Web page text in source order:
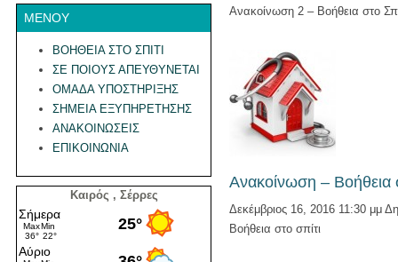
ΜΕΝΟΥ
ΒΟΗΘΕΙΑ ΣΤΟ ΣΠΙΤΙ
ΣΕ ΠΟΙΟΥΣ ΑΠΕΥΘΥΝΕΤΑΙ
ΟΜΑΔΑ ΥΠΟΣΤΗΡΙΞΗΣ
ΣΗΜΕΙΑ ΕΞΥΠΗΡΕΤΗΣΗΣ
ΑΝΑΚΟΙΝΩΣΕΙΣ
ΕΠΙΚΟΙΝΩΝΙΑ
Καιρός , Σέρρες
Ανακοίνωση 2 – Βοήθεια στο
Ανακοίνωση – Βοήθεια
Δεκέμβριος 16, 2016 11:30 μμ
Βοήθεια στο σπίτι